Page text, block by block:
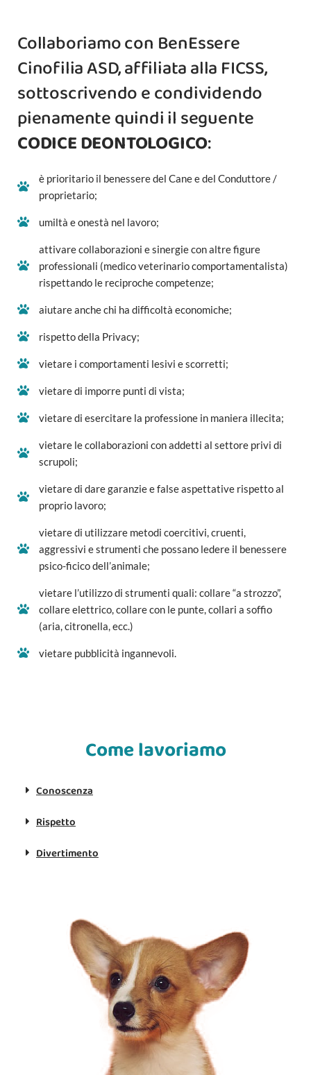
Collaboriamo con BenEssere
Cinofilia ASD, affiliata alla FICSS,
sottoscrivendo e condividendo
pienamente quindi il seguente
CODICE DEONTOLOGICO:
è prioritario il benessere del Cane e del Conduttore /
proprietario;
umiltà e onestà nel lavoro;
attivare collaborazioni e sinergie con altre figure
professionali (medico veterinario comportamentalista)
rispettando le reciproche competenze;
aiutare anche chi ha difficoltà economiche;
rispetto della Privacy;
vietare i comportamenti lesivi e scorretti;
vietare di imporre punti di vista;
vietare di esercitare la professione in maniera illecita;
vietare le collaborazioni con addetti al settore privi di
scrupoli;
vietare di dare garanzie e false aspettative rispetto al
proprio lavoro;
vietare di utilizzare metodi coercitivi, cruenti,
aggressivi e strumenti che possano ledere il benessere
psico-ficico dell’animale;
vietare l’utilizzo di strumenti quali: collare “a strozzo”,
collare elettrico, collare con le punte, collari a soffio
(aria, citronella, ecc.)
vietare pubblicità ingannevoli.
Come lavoriamo
Conoscenza
Rispetto
Divertimento